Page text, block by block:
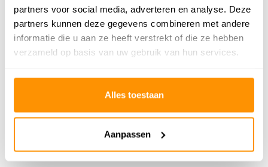
partners voor social media, adverteren en analyse. Deze
partners kunnen deze gegevens combineren met andere
informatie die u aan ze heeft verstrekt of die ze hebben
verzameld op basis van uw gebruik van hun services.
Alles toestaan
Aanpassen
Eerder bekeken door jou